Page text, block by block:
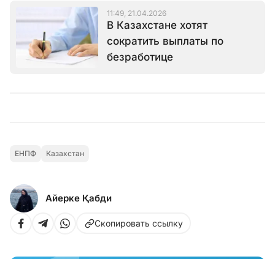
11:49, 21.04.2026
В Казахстане хотят
сократить выплаты по
безработице
ЕНПФ Казахстан
Айерке Қабди
Скопировать ссылку